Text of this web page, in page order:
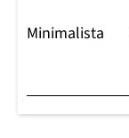
Minimalista